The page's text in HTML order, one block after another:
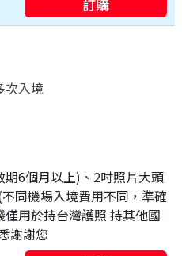
次入境
6個月以上)、2吋照片大頭
同機場入境費用不同，準確
用於持台灣護照 持其他國
謝謝您